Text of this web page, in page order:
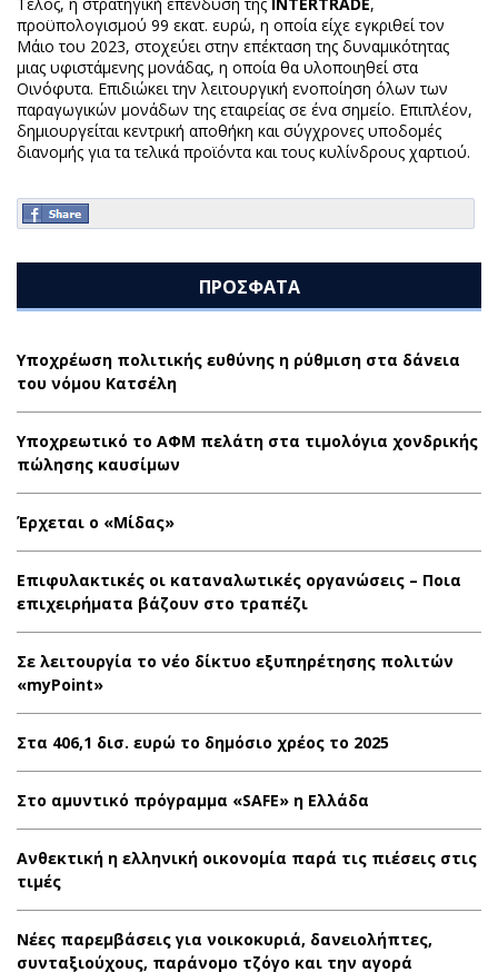
προϋπολογισμού 99 εκατ. ευρώ, η οποία είχε εγκριθεί τον
Μάιο του 2023, στοχεύει στην επέκταση της δυναμικότητας
μιας υφιστάμενης μονάδας, η οποία θα υλοποιηθεί στα
Οινόφυτα. Επιδιώκει την λειτουργική ενοποίηση όλων των
παραγωγικών μονάδων της εταιρείας σε ένα σημείο. Επιπλέον,
δημιουργείται κεντρική αποθήκη και σύγχρονες υποδομές
διανομής για τα τελικά προϊόντα και τους κυλίνδρους χαρτιού.
ΠΡΟΣΦΑΤΑ
Υποχρέωση πολιτικής ευθύνης η ρύθμιση στα δάνεια
του νόμου Κατσέλη
Υποχρεωτικό το ΑΦΜ πελάτη στα τιμολόγια χονδρικής
πώλησης καυσίμων
Έρχεται ο «Μίδας»
Επιφυλακτικές οι καταναλωτικές οργανώσεις – Ποια
επιχειρήματα βάζουν στο τραπέζι
Σε λειτουργία το νέο δίκτυο εξυπηρέτησης πολιτών
«myPoint»
Στα 406,1 δισ. ευρώ το δημόσιο χρέος το 2025
Στο αμυντικό πρόγραμμα «SAFE» η Ελλάδα
Ανθεκτική η ελληνική οικονομία παρά τις πιέσεις στις
τιμές
Νέες παρεμβάσεις για νοικοκυριά, δανειολήπτες,
συνταξιούχους, παράνομο τζόγο και την αγορά